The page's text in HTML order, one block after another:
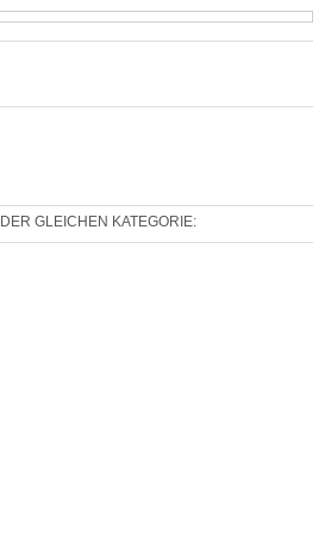
GLEICHEN KATEGORIE: